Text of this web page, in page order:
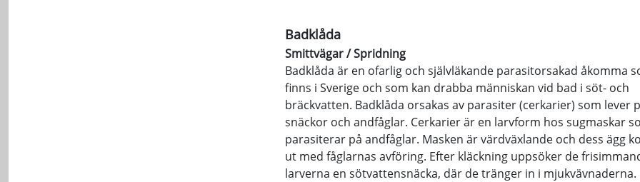
Badklåda
Smittvägar / Spridning
Badklåda är en ofarlig och självläkande parasitorsakad åkomma
finns i Sverige och som kan drabba människan vid bad i söt- och
bräckvatten. Badklåda orsakas av parasiter (cerkarier) som lever
snäckor och andfåglar. Cerkarier är en larvform hos sugmaskar
parasiterar på andfåglar. Masken är värdväxlande och dess ägg
ut med fåglarnas avföring. Efter kläckning uppsöker de
larverna en sötvattensnäcka, där de tränger in i mjukvävnaderna.